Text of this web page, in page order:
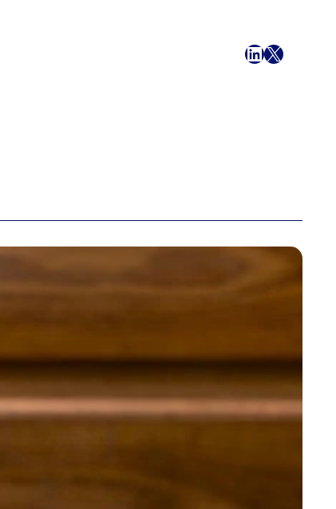
Facebook
LinkedIn
X Email